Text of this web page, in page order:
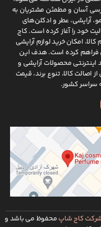
کیفیت و اصالت
آسان و مطمئن مشتریان به
آرایشی، عطر و ادکلن‌های
خود را آغاز کرده است. کاج
امکان خرید لوازم آرایشی
فراهم کرده است. هدف این
اینترنتی محصولات آرایشی و
اصالت کالا، تنوع برند، قیمت
سراسر کشور.
کاج شاپمحفوظ می باشد و